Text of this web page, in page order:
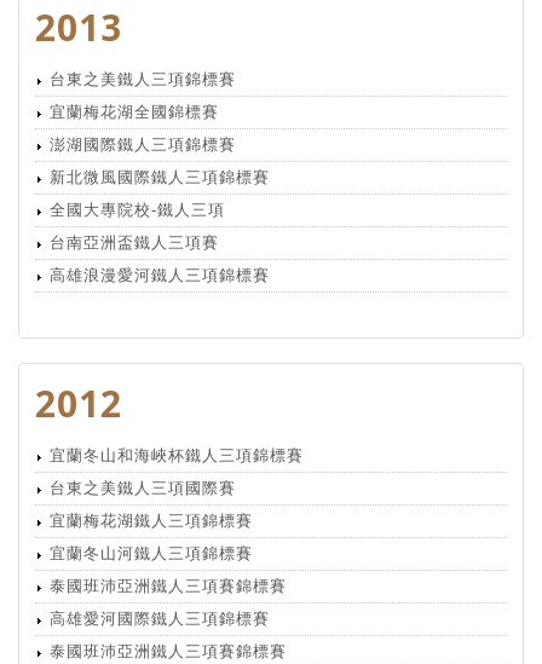
2013
台東之美鐵人三項錦標賽
宜蘭梅花湖全國錦標賽
澎湖國際鐵人三項錦標賽
新北微風國際鐵人三項錦標賽
全國大專院校-鐵人三項
台南亞洲盃鐵人三項賽
高雄浪漫愛河鐵人三項錦標賽
2012
宜蘭冬山和海峽杯鐵人三項錦標賽
台東之美鐵人三項國際賽
宜蘭梅花湖鐵人三項錦標賽
宜蘭冬山河鐵人三項錦標賽
泰國班沛亞洲鐵人三項賽錦標賽
高雄愛河國際鐵人三項錦標賽
泰國班沛亞洲鐵人三項賽錦標賽